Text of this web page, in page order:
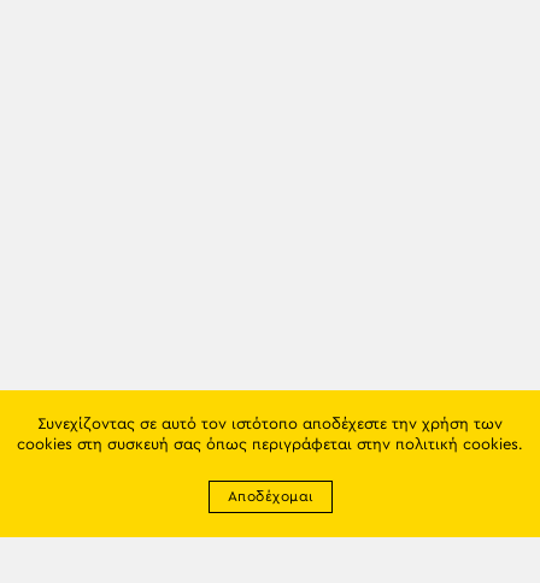
Συνεχίζοντας σε αυτό τον ιστότοπο αποδέχεστε την χρήση των
cookies στη συσκευή σας όπως περιγράφεται στην πολιτική cookies.
Αποδέχομαι